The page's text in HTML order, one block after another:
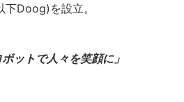
下Doog)を設立。
ットで人々を笑顔に」